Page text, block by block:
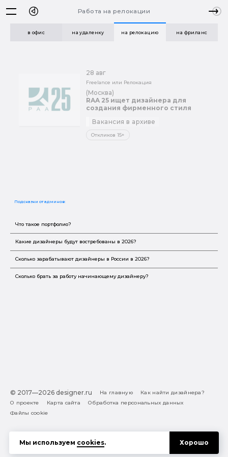
Работа на релокации
в офис на удаленку на релокацию на фриланс
28 авг
Freelance или Релокация
(Москва)
RAA 25 ищет дизайнера для
создания фирменного стиля
Вакансия в архиве
Откликов 15+
Подсказки от админов:
Что такое портфолио?
Какие дизайнеры будут востребованы в 2026?
Сколько зарабатывают дизайнеры в России в 2026?
Сколько брать за работу начинающему дизайнеру?
© 2017—2026 designer.ru На главную
Как найти дизайнера?
О проекте
Карта сайта
Обработка персональных данных
Файлы cookie
Полезная подсказка:
Как выбрать дизайнера:
руководство для тех, кто заказывает дизайн
Мы используем cookies. Хорошо